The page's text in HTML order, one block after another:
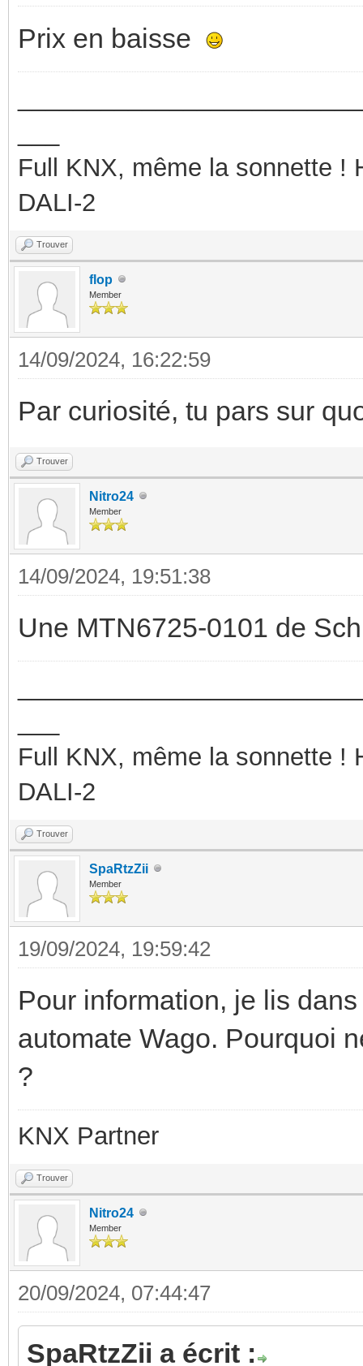
Prix en baisse
Full KNX, même la sonnette !
DALI-2
Trouver
flop
Member
14/09/2024, 16:22:59
Par curiosité, tu pars sur
Trouver
Nitro24
Member
14/09/2024, 19:51:38
Une MTN6725-0101 de
Full KNX, même la sonnette !
DALI-2
Trouver
SpaRtzZii
Member
19/09/2024, 19:59:42
Pour information, je lis
automate Wago. Pourquoi
?
KNX Partner
Trouver
Nitro24
Member
20/09/2024, 07:44:47
SpaRtzZii a écrit :